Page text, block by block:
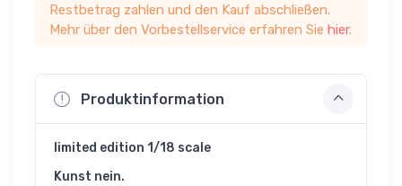
Restbetrag zahlen und den Kauf abschließen.
Mehr über den Vorbestellservice erfahren Sie hier.
Produktinformation
limited edition 1/18 scale
Kunst nein.